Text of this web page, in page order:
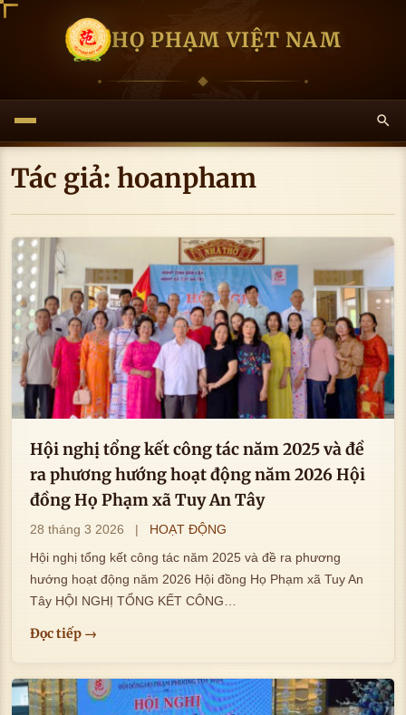
HỌ PHẠM VIỆT NAM
Tác giả: hoanpham
Hội nghị tổng kết công tác năm 2025 và đề
ra phương hướng hoạt động năm 2026 Hội
đồng Họ Phạm xã Tuy An Tây
28 tháng 3 2026 HOẠT ĐỘNG
Hội nghị tổng kết công tác năm 2025 và đề ra phương
hướng hoạt động năm 2026 Hội đồng Họ Phạm xã Tuy An
Tây HỘI NGHỊ TỔNG KẾT CÔNG…
Đọc tiếp →